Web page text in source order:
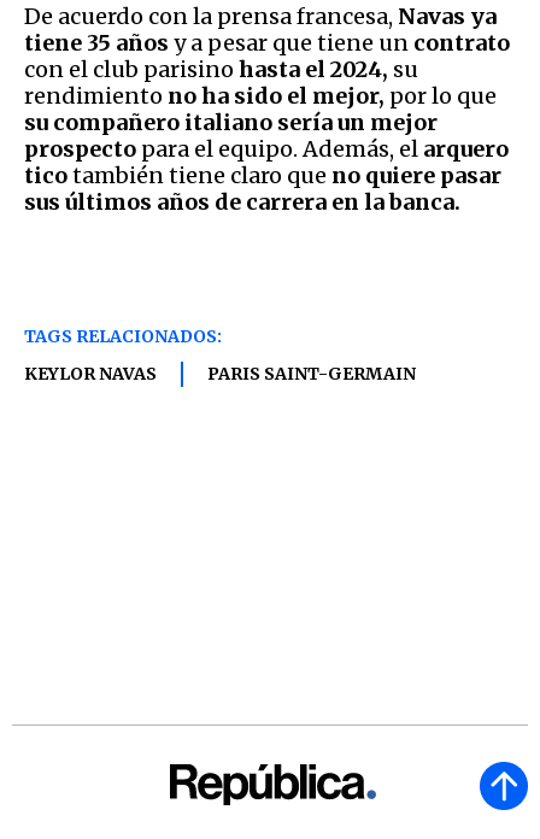
De acuerdo con la prensa francesa, Navas ya
tiene 35 años y a pesar que tiene un contrato
con el club parisino hasta el 2024, su
rendimiento no ha sido el mejor, por lo que
su compañero italiano sería un mejor
prospecto para el equipo. Además, el arquero
ticotambién tiene claro que no quiere pasar
sus últimos años de carrera en la banca.
TAGS RELACIONADOS:
KEYLOR NAVAS
PARIS SAINT-GERMAIN